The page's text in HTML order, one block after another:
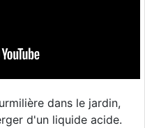
dans le jardin,
d'un liquide acide.